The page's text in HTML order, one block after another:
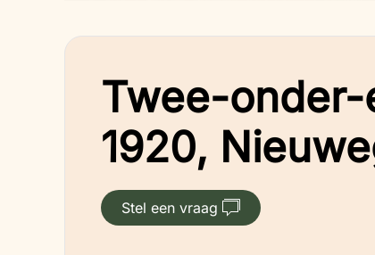
Twee-
1920,
Stel een vraag